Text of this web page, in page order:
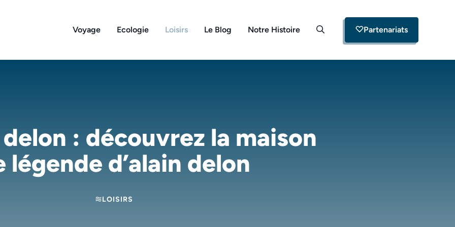
Voyage Ecologie Loisirs Le Blog Notre Histoire Partenariats
: découvrez la maison
légende d’alain delon
LOISIRS